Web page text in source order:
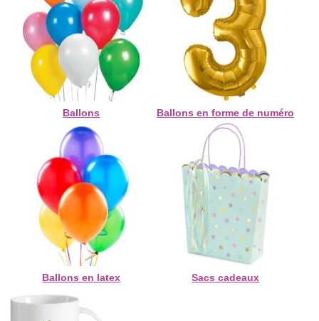
Ballons Ballons en forme de numéro
Ballons en latex Sacs cadeaux